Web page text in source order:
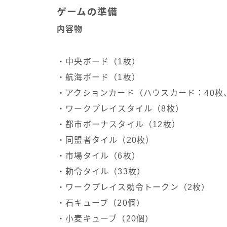
ゲームの準備
内容物
・中央ボード（1枚）
・航海ボード（1枚）
・アクションカード（ハウスカード：40
・ワークプレイスタイル（8枚）
・都市ボーナスタイル（12枚）
・同盟者タイル（20枚）
・市場タイル（6枚）
・勅令タイル（33枚）
・ワークプレイス勅令トークン（2枚）
・石キューブ（20個）
・小麦キューブ（20個）